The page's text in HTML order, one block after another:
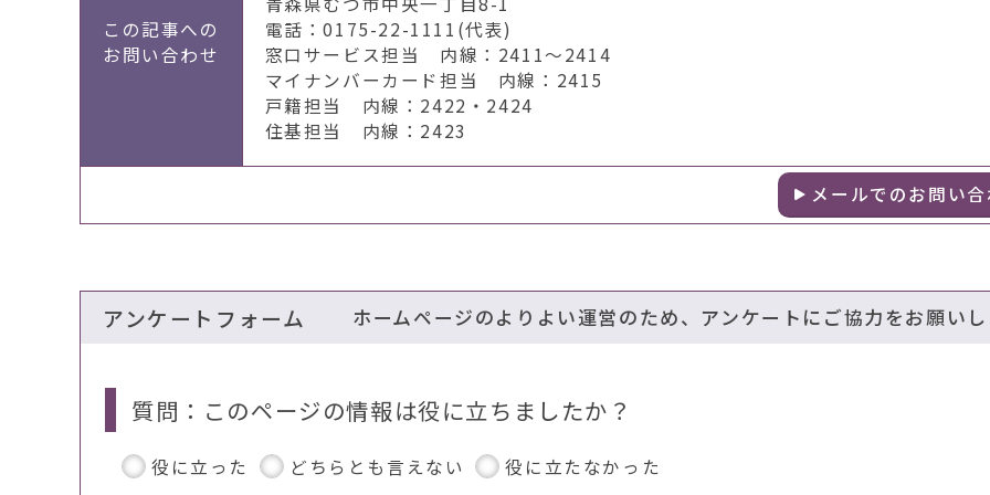
この記事への
お問い合わせ
電話：0175-22-1111(代表)
窓口サービス担当 内線：2411～2414
マイナンバーカード担当 内線：2415
戸籍担当 内線：2422・2424
住基担当 内線：2423
メールでのお問い合
アンケートフォーム ホームページのよりよい運営のため、アンケートにご協力をお願い
質問：このページの情報は役に立ちましたか？
役に立った どちらとも言えない 役に立たなかった